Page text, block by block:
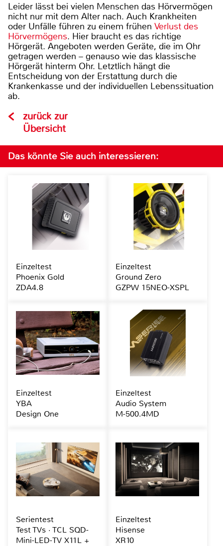
Leider lässt bei vielen Menschen das Hörvermögen
nicht nur mit dem Alter nach. Auch Krankheiten
oder Unfälle führen zu einem frühen Verlust des
Hörvermögens. Hier braucht es das richtige
Hörgerät. Angeboten werden Geräte, die im Ohr
getragen werden – genauso wie das klassische
Hörgerät hinterm Ohr. Letztlich hängt die
Entscheidung von der Erstattung durch die
Krankenkasse und der individuellen Lebenssituation
ab.
zurück zur
Übersicht
Das könnte Sie auch interessieren:
Einzeltest
Phoenix Gold
ZDA4.8
Einzeltest
Ground Zero
GZPW 15NEO-XSPL
Einzeltest
YBA
Design One
Einzeltest
Audio System
M-500.4MD
Serientest
Test TVs · TCL SQD-
Mini-LED-TV X11L +
Einzeltest
Hisense
XR10